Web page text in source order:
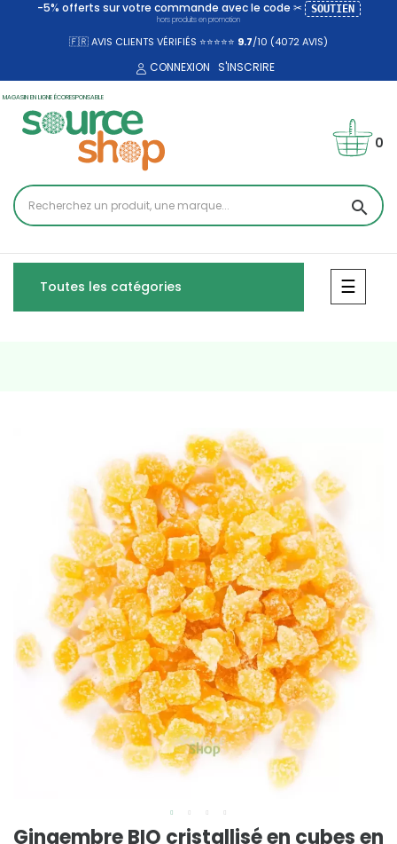
-5% offerts sur votre commande avec le code ✂ SOUTIEN
hors produits en promotion
🇫🇷 AVIS CLIENTS VÉRIFIÉS ⭐⭐⭐⭐⭐ 9.7/10 (4072AVIS)
CONNEXION S'INSCRIRE
MAGASIN EN LIGNE ÉCORESPONSABLE
search
0
Toutes les catégories ☰
Gingembre BIO cristallisé en cubes en